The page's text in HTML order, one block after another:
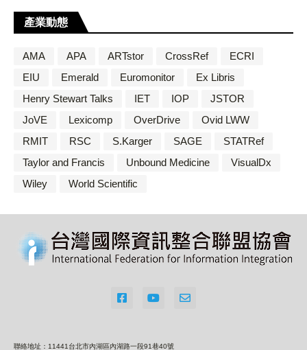
產業動態
AMA APA ARTstor CrossRef
ECRI
EIU
Emerald Euromonitor
Ex Libris
Henry Stewart Talks
IET IOP
JSTOR
JoVE
Lexicomp OverDrive
Ovid LWW
RMIT
RSC S.Karger SAGE
STATRef
Taylor and Francis
Unbound Medicine
VisualDx
Wiley
World Scientific
聯絡地址：11441台北市內湖區內湖路一段91巷40號